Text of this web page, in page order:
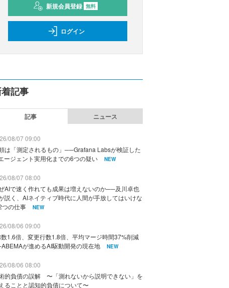
新規会員登録 無料
ログイン
記事
記事 ニュース
08/07 09:00
は「測定されるもの」──Grafana Labsが検証した
ージェント実用化までの6つの疑い
NEW
08/07 08:00
AIで速く作れても成果は増えないのか──及川卓也
説く、AIネイティブ時代に人間が手放してはいけな
つの仕事
NEW
08/06 09:00
1.6倍、変更行数1.8倍、平均マージ時間37%削減
が進めるAI駆動開発の現在地
NEW
08/06 08:00
的負債の誤解 〜「測れないから説明できない」を
ることと認知的負債について〜